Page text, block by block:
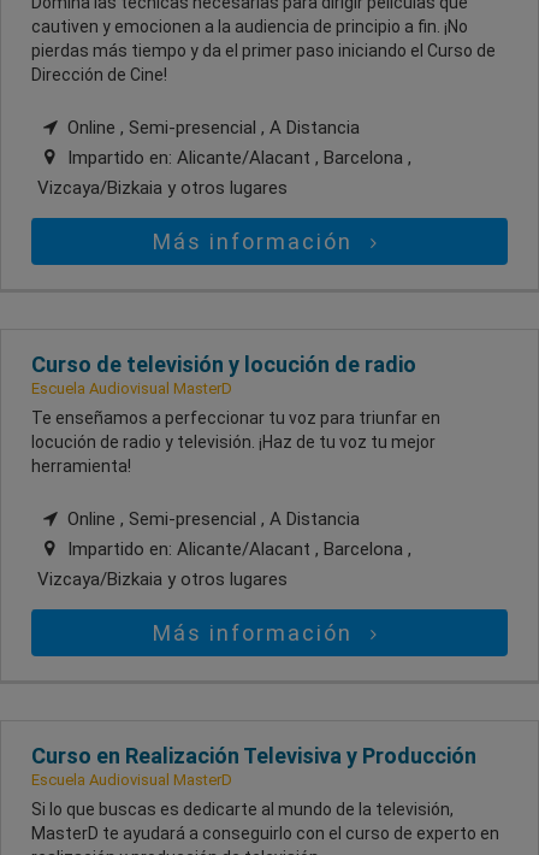
cautiven y emocionen a la audiencia de principio a fin. ¡No
pierdas más tiempo y da el primer paso iniciando el Curso de
Dirección de Cine!
Online , Semi-presencial , A Distancia
Impartido en: Alicante/Alacant , Barcelona ,
Vizcaya/Bizkaia y otros lugares
Más información
Curso de televisión y locución de radio
Escuela Audiovisual MasterD
Te enseñamos a perfeccionar tu voz para triunfar en
locución de radio y televisión. ¡Haz de tu voz tu mejor
herramienta!
Online , Semi-presencial , A Distancia
Impartido en: Alicante/Alacant , Barcelona ,
Vizcaya/Bizkaia y otros lugares
Más información
Curso en Realización Televisiva y Producción
Escuela Audiovisual MasterD
Si lo que buscas es dedicarte al mundo de la televisión,
MasterD te ayudará a conseguirlo con el curso de experto en